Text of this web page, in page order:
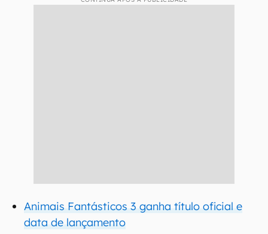
Animais Fantásticos 3 ganha título oficial e
data de lançamento